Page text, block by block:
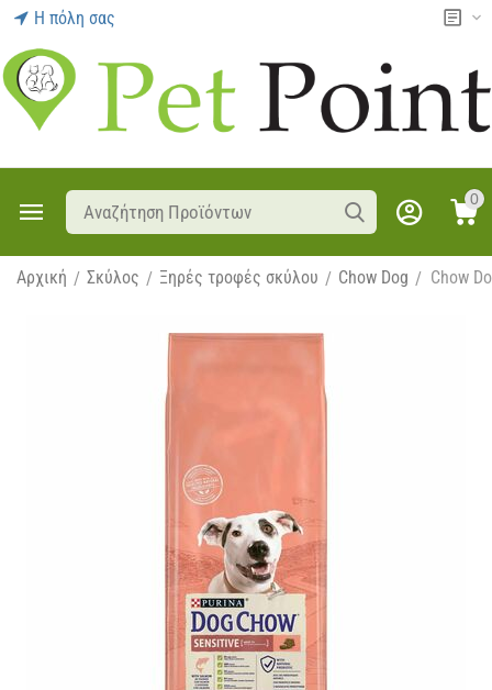
Η πόλη σας
0
Αρχική / Σκύλος / Ξηρές τροφές σκύλου / Chow Dog / Chow